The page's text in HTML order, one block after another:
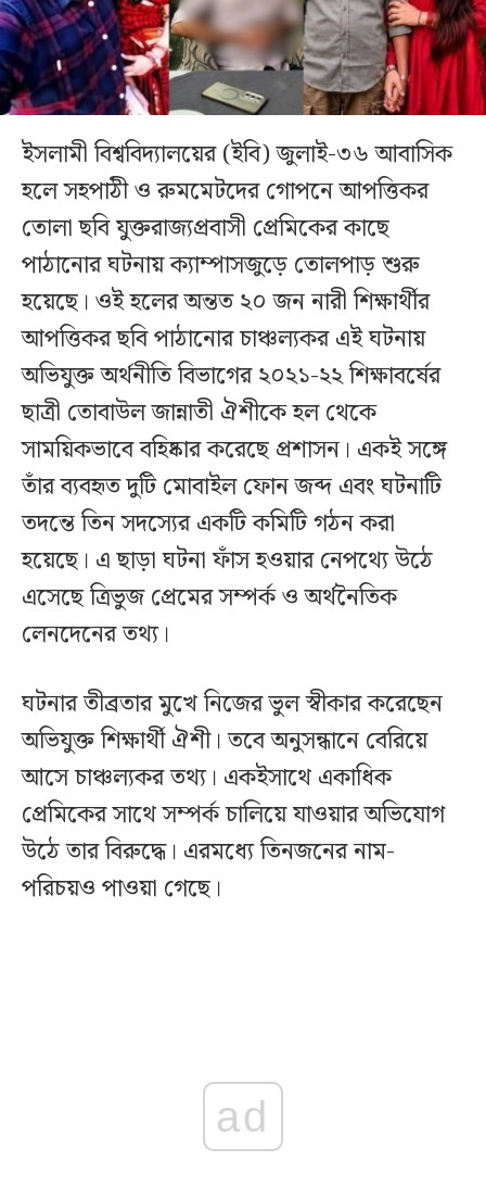
ইসলামী বিশ্ববিদ্যালয়ের (ইবি) জুলাই-৩৬ আবাসিক
হলে সহপাঠী ও রুমমেটদের গোপনে আপত্তিকর
তোলা ছবি যুক্তরাজ্যপ্রবাসী প্রেমিকের কাছে
পাঠানোর ঘটনায় ক্যাম্পাসজুড়ে তোলপাড় শুরু
হয়েছে। ওই হলের অন্তত ২০ জন নারী শিক্ষার্থীর
আপত্তিকর ছবি পাঠানোর চাঞ্চল্যকর এই ঘটনায়
অভিযুক্ত অর্থনীতি বিভাগের ২০২১-২২ শিক্ষাবর্ষের
ছাত্রী তোবাউল জান্নাতী ঐশীকে হল থেকে
সাময়িকভাবে বহিষ্কার করেছে প্রশাসন। একই সঙ্গে
তাঁর ব্যবহৃত দুটি মোবাইল ফোন জব্দ এবং ঘটনাটি
তদন্তে তিন সদস্যের একটি কমিটি গঠন করা
হয়েছে। এ ছাড়া ঘটনা ফাঁস হওয়ার নেপথ্যে উঠে
এসেছে ত্রিভুজ প্রেমের সম্পর্ক ও অর্থনৈতিক
লেনদেনের তথ্য।
ঘটনার তীব্রতার মুখে নিজের ভুল স্বীকার করেছেন
অভিযুক্ত শিক্ষার্থী ঐশী। তবে অনুসন্ধানে বেরিয়ে
আসে চাঞ্চল্যকর তথ্য। একইসাথে একাধিক
প্রেমিকের সাথে সম্পর্ক চালিয়ে যাওয়ার অভিযোগ
উঠে তার বিরুদ্ধে। এরমধ্যে তিনজনের নাম-
পরিচয়ও পাওয়া গেছে।
ad